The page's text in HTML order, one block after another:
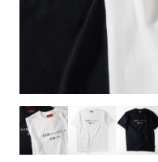
のぼり旗の改造プ
程度によってデザ
詳細はお問い合わせ
リピート
にショップ名、社
データをお送りい
も出来ます。
お客様が納得する
正をしますので、
相談ください。
よく見かける一般的
ほとんどのポールや
よく見かける一般的
ほとんどのポールや
も風向きによって
いこともありません
も風向きによって
いこともありません
上チチ
トロピカ
［
ワンランク厚手の
【注意点】
スリット（切り込
カットラインを入
デザインや絵柄を
る場合があります